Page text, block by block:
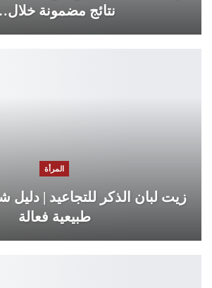
نتائج مضمونة
المرأة
زيت لبان الذكر للتجاعيد |
طبيعية فعالة